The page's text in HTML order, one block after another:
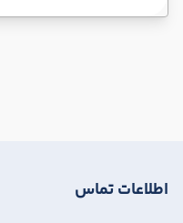
اطلاعات تماس